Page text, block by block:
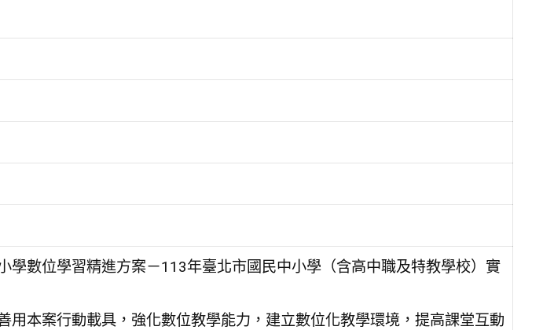
學數位學習精進方案－113年臺北市國民中小學（含高中職及特教學校）實
用本案行動載具，強化數位教學能力，建立數位化教學環境，提高課堂互動